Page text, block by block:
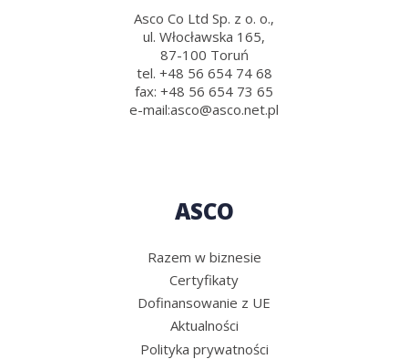
Asco Co Ltd Sp. z o. o.,
ul. Włocławska 165,
87-100 Toruń
tel. +48 56 654 74 68
fax: +48 56 654 73 65
e-mail:asco@asco.net.pl
ASCO
Razem w biznesie
Certyfikaty
Dofinansowanie z UE
Aktualności
Polityka prywatności